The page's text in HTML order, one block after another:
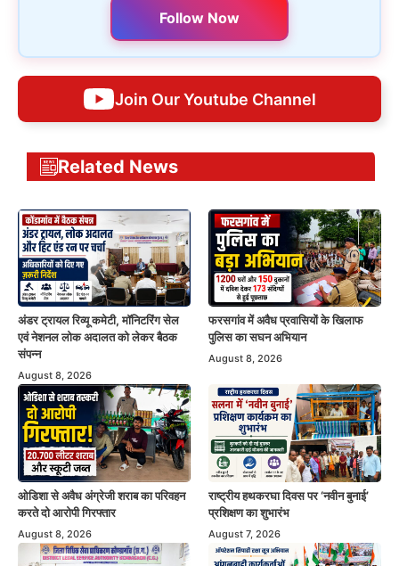
Follow Now
Join Our Youtube Channel
Related News
अंडर ट्रायल रिव्यू कमेटी, मॉनिटरिंग सेल
एवं नेशनल लोक अदालत को लेकर बैठक
संपन्न
August 8, 2026
फरसगांव में अवैध प्रवासियों के खिलाफ
पुलिस का सघन अभियान
August 8, 2026
ओडिशा से अवैध अंग्रेजी शराब का परिवहन
करते दो आरोपी गिरफ्तार
August 8, 2026
राष्ट्रीय हथकरघा दिवस पर ‘नवीन बुनाई’
प्रशिक्षण का शुभारंभ
August 7, 2026